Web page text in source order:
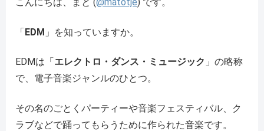
こんにちは、まと (@matotje) です。
「EDM 」を知っていますか。
EDMは「エレクトロ・ダンス・ミュージック 」の略称
で、電子音楽ジャンルのひとつ。
その名のごとくパーティーや音楽フェスティバル、ク
ラブなどで踊ってもらうために作られた音楽です。